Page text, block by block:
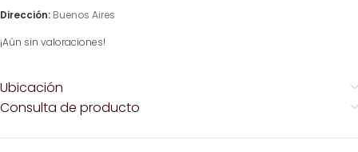
Dirección: Buenos Aires
¡Aún sin valoraciones!
Ubicación
Consulta de producto